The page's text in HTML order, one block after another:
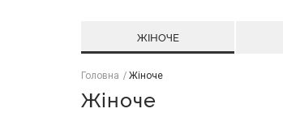
ЖІНОЧЕ
Головна Жіноче
Жіноче